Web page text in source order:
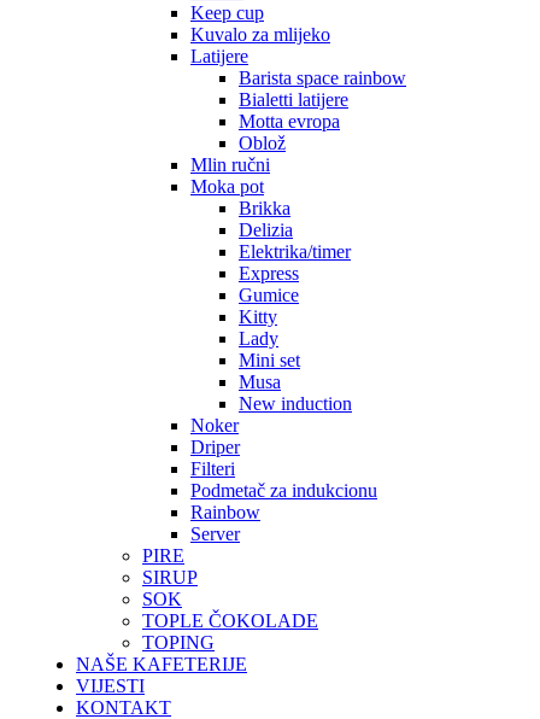
Keep cup
Kuvalo za mlijeko
Latijere
Barista space rainbow
Bialetti latijere
Motta evropa
Oblož
Mlin ručni
Moka pot
Brikka
Delizia
Elektrika/timer
Express
Gumice
Kitty
Lady
Mini set
Musa
New induction
Noker
Driper
Filteri
Podmetač za indukcionu
Rainbow
Server
PIRE
SIRUP
SOK
TOPLE ČOKOLADE
TOPING
NAŠE KAFETERIJE
VIJESTI
KONTAKT